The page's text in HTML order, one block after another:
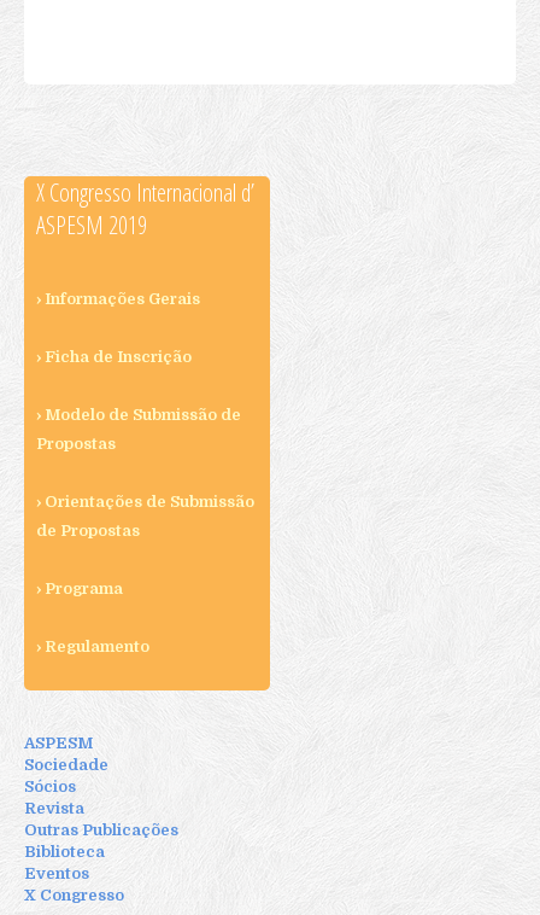
Novas d’ASPESM
Biblioteca
Eventos
Eventos Realizados
X Congresso
Orientações de Submissão de Propostas
Modelo de Submissão de Propostas
Programa Congresso 2019
X Congresso Internacional d’
ASPESM 2019
› Informações Gerais
› Ficha de Inscrição
› Modelo de Submissão de
Propostas
› Orientações de Submissão
de Propostas
› Programa
› Regulamento
ASPESM
Sociedade
Sócios
Revista
Outras Publicações
Biblioteca
Eventos
X Congresso